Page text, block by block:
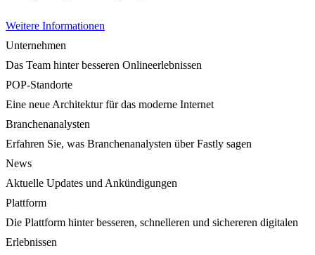
Weitere Informationen
Unternehmen
Das Team hinter besseren Onlineerlebnissen
POP-Standorte
Eine neue Architektur für das moderne Internet
Branchenanalysten
Erfahren Sie, was Branchenanalysten über Fastly sagen
News
Aktuelle Updates und Ankündigungen
Plattform
Die Plattform hinter besseren, schnelleren und sichereren digitalen
Erlebnissen